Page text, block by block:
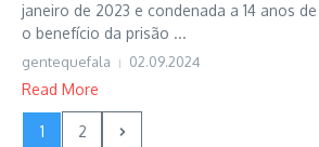
janeiro de 2023 e condenada a 14 anos
o benefício da prisão ...
gentequefala 02.09.2024
Read More
1 2